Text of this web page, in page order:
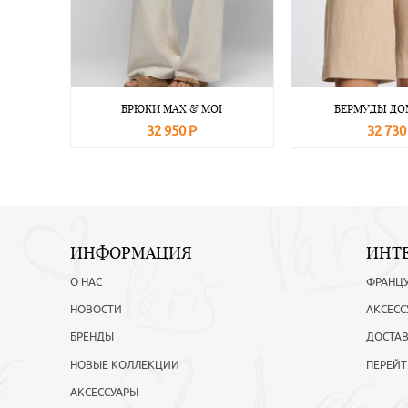
БРЮКИ MAX & MOI
32 950 Р
БЕРМУДЫ
32
ИНФОРМАЦИЯ
О НАС
НОВОСТИ
БРЕНДЫ
НОВЫЕ КОЛЛЕКЦИИ
АКСЕССУАРЫ